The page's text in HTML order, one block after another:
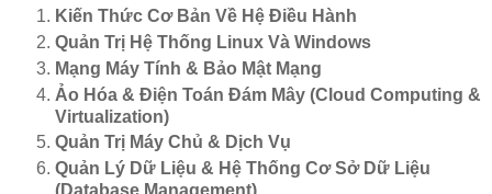
Kiến Thức Cơ Bản Về Hệ Điều Hành
Quản Trị Hệ Thống Linux Và Windows
Mạng Máy Tính & Bảo Mật Mạng
Ảo Hóa & Điện Toán Đám Mây (Cloud Computing &
Virtualization)
Quản Trị Máy Chủ & Dịch Vụ
Quản Lý Dữ Liệu & Hệ Thống Cơ Sở Dữ Liệu